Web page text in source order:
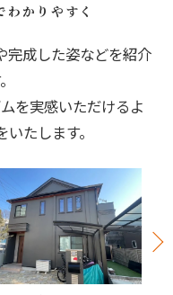
わかりやすく
完成した姿などを紹介
を実感いただけるよ
たします。